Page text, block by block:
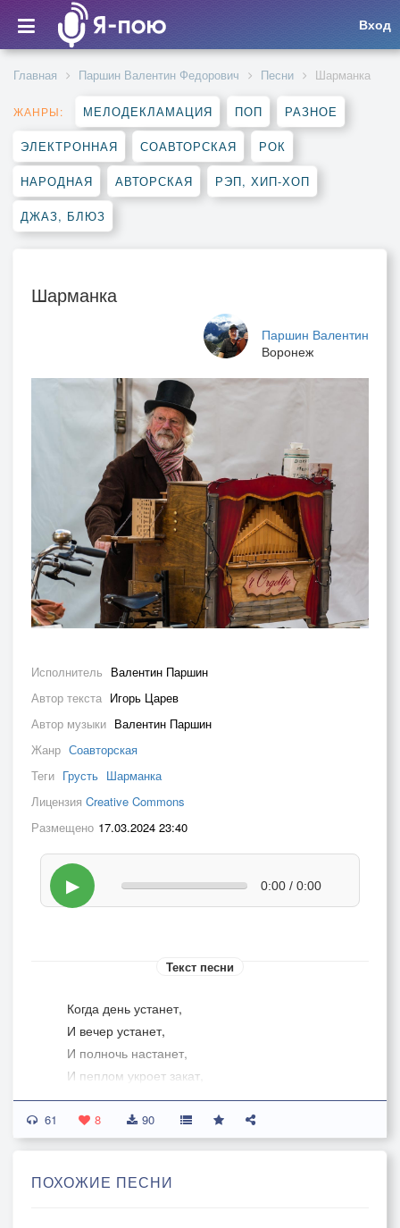
Вход
Главная Паршин Валентин Федорович Песни Шарманка
ЖАНРЫ: МЕЛОДЕКЛАМАЦИЯ ПОП РАЗНОЕ
ЭЛЕКТРОННАЯ СОАВТОРСКАЯ РОК
НАРОДНАЯ АВТОРСКАЯ РЭП, ХИП-ХОП
ДЖАЗ, БЛЮЗ
Шарманка
Паршин Валентин
Воронеж
Исполнитель Валентин Паршин
Автор текста Игорь Царев
Автор музыки Валентин Паршин
Жанр Соавторская
Теги Грусть Шарманка
Лицензия Creative Commons
Размещено 17.03.2024 23:40
▶ 0:00 / 0:00
Текст песни
Когда день устанет,
И вечер устанет,
И полночь настанет,
И пеплом укроет закат,
Сияньем луна
На город прольется.
Туманна она –
Сухого колодца
61 8 90
ПОХОЖИЕ ПЕСНИ